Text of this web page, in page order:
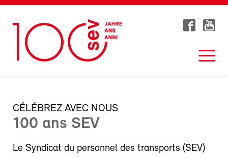
CÉLÉBREZ AVEC NOUS
100 ans SEV
Le Syndicat du personnel des transports (SEV)